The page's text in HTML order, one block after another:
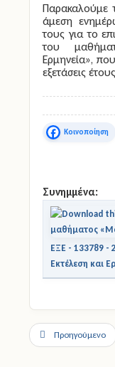
Παρακαλούμε
άμεση
τους για το
του
Ερμηνεία»,
εξετάσεις
Facebook
Συνημμένα:
ΕΞΕ - 133789 -
Εκτέλεση και
Προηγούμενο